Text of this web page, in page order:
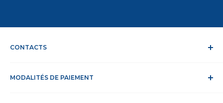
CONTACTS
À propos de nous
MODALITÉS DE PAIEMENT